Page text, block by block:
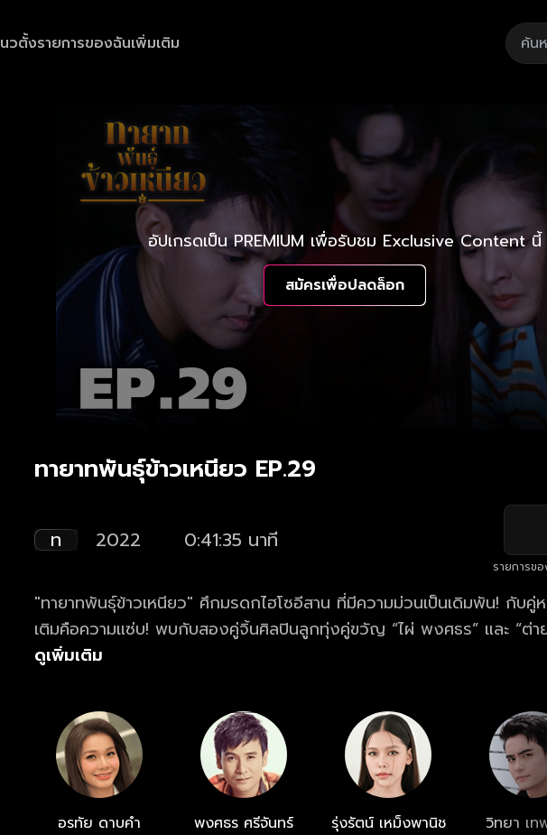
วตั้งรายการของฉันเพิ่มเติม
อัปเกรดเป็น PREMIUM เพื่อรับชม Exclusive Content นี้
สมัครเพื่อปลดล็อก
ทายาทพันธุ์ข้าวเหนียว EP.29
ท 2022 0:41:35 นาที
รายการข
"ทายาทพันธุ์ข้าวเหนียว" ศึกมรดกไฮโซอีสาน ที่มีความม่วนเป็นเดิมพัน! กับคู่
เติมคือความแซ่บ! พบกับสองคู่จิ้นศิลปินลูกทุ่งคู่ขวัญ “ไผ่ พงศธร” และ “ต่า
เจ้าสัวพันล้านแห่งอาณาจักรข้าวเหนียวแปรรูปตัดสินใจยกมรดกให้ลูกเมียน้อย
สนานม่วนซื่นไปพร้อม ๆ กัน
ดูเพิ่มเติม
อรทัย ดาบคำ พงศธร ศรีจันทร์ รุ่งรัตน์ เหม็งพานิช วิทยา เ